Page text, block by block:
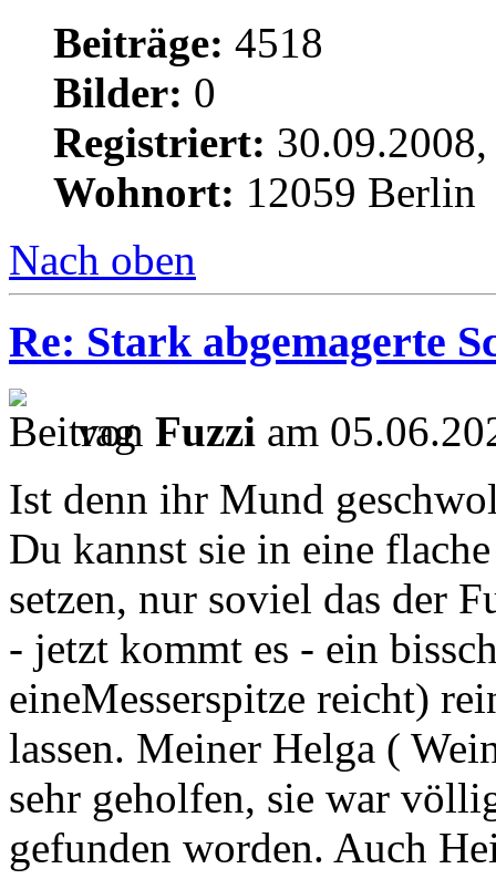
Beiträge: 4518
Bilder: 0
Registriert:
Wohnort: 12059 Berlin
Nach oben
Re: Stark abgemagerte
von Fuzzi am
Ist denn ihr Mund
Du kannst sie in eine
setzen, nur soviel das der
- jetzt kommt es - ein
eineMesserspitze reicht)
lassen. Meiner Helga (
sehr geholfen, sie war
gefunden worden. Auch